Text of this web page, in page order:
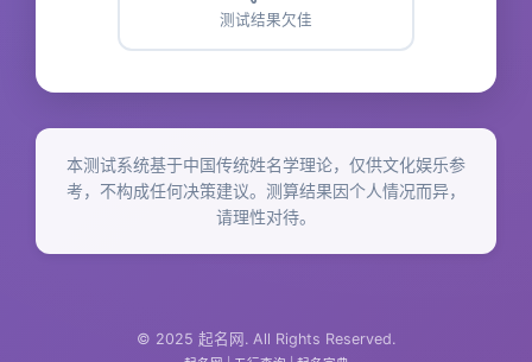
测试结果欠佳
本测试系统基于中国传统姓名学理论，仅供文化娱乐参
考，不构成任何决策建议。测算结果因个人情况而异，
请理性对待。
© 2025 起名网. All Rights Reserved.